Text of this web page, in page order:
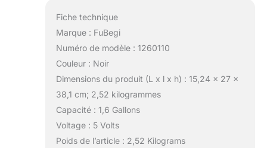
Fiche technique
Marque : FuBegi
Numéro de modèle : 1260110
Couleur : Noir
Dimensions du produit (L x l x h) : 15,24 x 27 x
38,1 cm; 2,52 kilogrammes
Capacité : 1,6 Gallons
Voltage : 5 Volts
Poids de l’article : 2,52 Kilograms